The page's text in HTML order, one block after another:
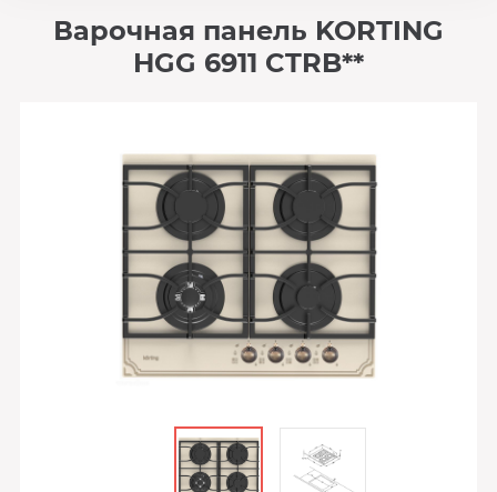
Варочная панель KORTING
HGG 6911 CTRB**